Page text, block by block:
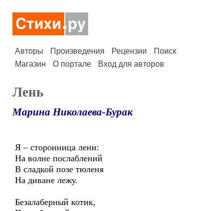
Авторы Произведения Рецензии
Поиск
Магазин
О портале Вход для авторов
Лень
Марина Николаева-Бурак
Я – сторонница лени:
На волне послаблений
В сладкой позе тюленя
На диване лежу.
Безалаберный котик,